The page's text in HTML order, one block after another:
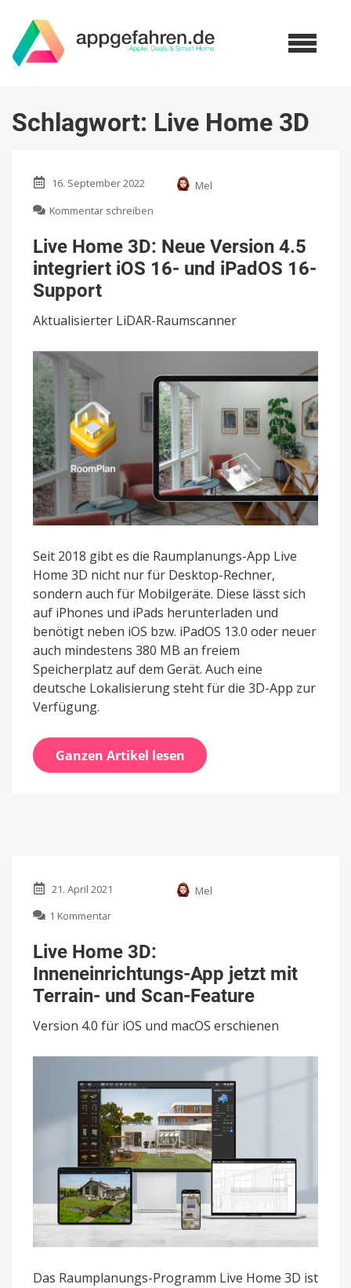
Schlagwort: Live Home 3D
16. September 2022
Mel
Kommentar schreiben
Home
3D:
Neue
integriert
iOS
iPadOS
16-
Support
Live Home 3D: Neue Version 4.5
integriert iOS 16- und iPadOS 16-
Support
Aktualisierter LiDAR-Raumscanner
Seit 2018 gibt es die Raumplanungs-App Live
Home 3D nicht nur für Desktop-Rechner,
sondern auch für Mobilgeräte. Diese lässt sich
auf iPhones und iPads herunterladen und
benötigt neben iOS bzw. iPadOS 13.0 oder neuer
auch mindestens 380 MB an freiem
Speicherplatz auf dem Gerät. Auch eine
deutsche Lokalisierung steht für die 3D-App zur
Verfügung.
Ganzen Artikel lesen
21. April 2021
Mel
1 Kommentar
Home
3D:
Inneneinrichtungs-
App
jetzt
mit
Terrain-
Feature
Live Home 3D:
Inneneinrichtungs-App jetzt mit
Terrain- und Scan-Feature
Version 4.0 für iOS und macOS erschienen
Das Raumplanungs-Programm Live Home 3D ist